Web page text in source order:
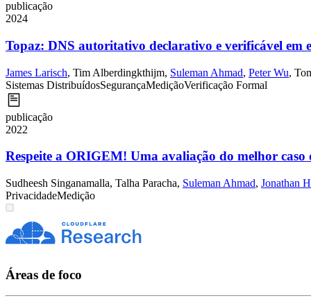
publicação
2024
Topaz: DNS autoritativo declarativo e verificável em
James Larisch, Tim Alberdingkthijm, Suleman Ahmad, Peter Wu,
Sistemas DistribuídosSegurançaMediçãoVerificação Formal
publicação
2022
Respeite a ORIGEM! Uma avaliação do melhor caso
Sudheesh Singanamalla, Talha Paracha, Suleman Ahmad, Jonathan
PrivacidadeMedição
Áreas de foco